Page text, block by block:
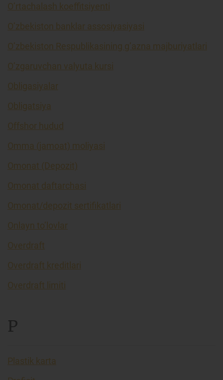
O’rtachalash koeffitsiyenti
O’zbekiston banklar assosiyasiyasi
O’zbekiston Respublikasining g’azna majburiyatlari
O’zgaruvchan valyuta kursi
Obligasiyalar
Obligatsiya
Offshor hudud
Omma (jamoat) moliyasi
Omonat (Depozit)
Omonat daftarchasi
Omonat/depozit sertifikatlari
Onlayn to’lovlar
Overdraft
Overdraft kreditlari
Overdraft limiti
P
Plastik karta